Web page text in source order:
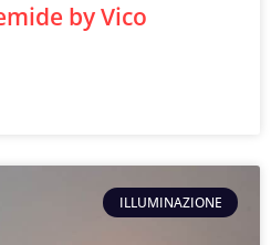
by Vico
ILLUMINAZIONE